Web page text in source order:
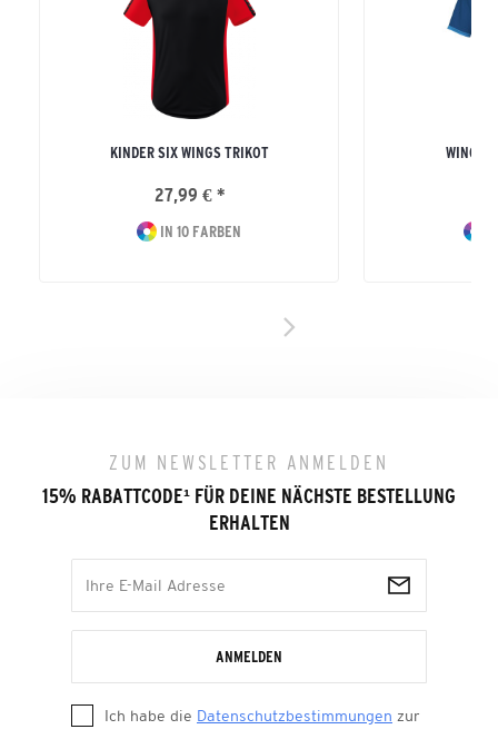
KINDER SIX WINGS TRIKOT
27,99 € *
IN 10 FARBEN
WINGS
ZUM NEWSLETTER ANMELDEN
15% RABATTCODE¹ FÜR DEINE NÄCHSTE BESTELLUNG
ERHALTEN
ANMELDEN
Ich habe die Datenschutzbestimmungen zur